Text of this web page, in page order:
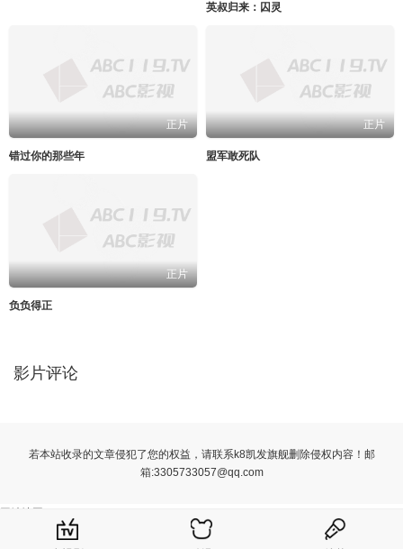
英叔归来：囚灵
正片
错过你的那些年
正片
盟军敢死队
正片
负负得正
影片评论
若本站收录的文章侵犯了您的权益，请联系k8凯发旗舰删除侵权内容！邮
箱:3305733057@qq.com
网站地图